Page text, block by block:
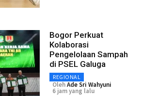
Bogor Perkuat
Kolaborasi
Pengelolaan Sampah
di PSEL Galuga
REGIONAL
OlehAde Sri Wahyuni
6 jam yang lalu